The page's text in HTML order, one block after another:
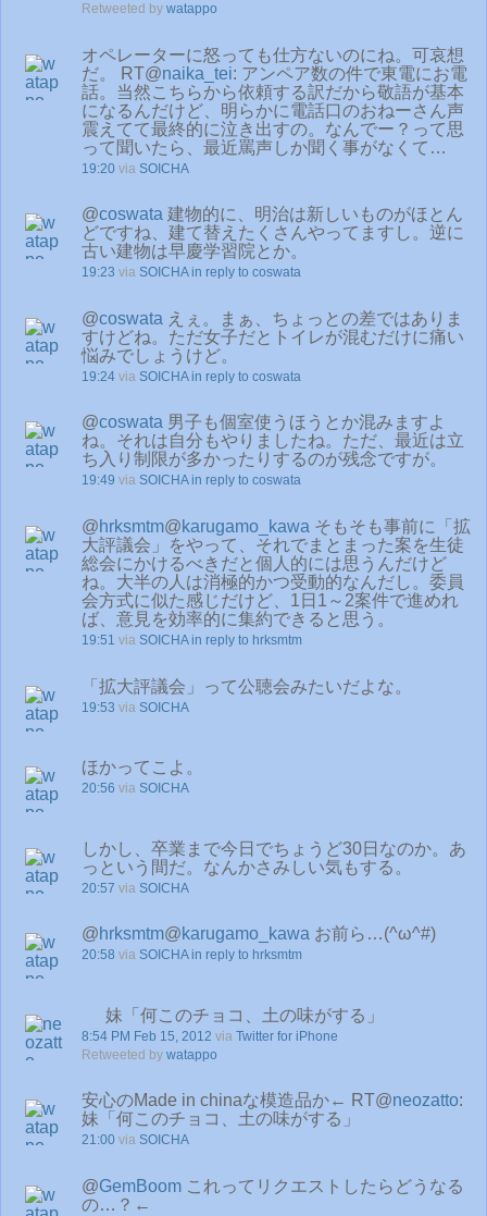
Retweeted by watappo
オペレーターに怒っても仕方ないのにね。可哀想
だ。 RT@naika_tei: アンペア数の件で東電にお電
話。当然こちらから依頼する訳だから敬語が基本
になるんだけど、明らかに電話口のおねーさん声
震えてて最終的に泣き出すの。なんでー？って思
って聞いたら、最近罵声しか聞く事がなくて…
19:20 via SOICHA
@coswata 建物的に、明治は新しいものがほとん
どですね、建て替えたくさんやってますし。逆に
古い建物は早慶学習院とか。
19:23 via SOICHA in reply to coswata
@coswata えぇ。まぁ、ちょっとの差ではありま
すけどね。ただ女子だとトイレが混むだけに痛い
悩みでしょうけど。
19:24 via SOICHA in reply to coswata
@coswata 男子も個室使うほうとか混みますよ
ね。それは自分もやりましたね。ただ、最近は立
ち入り制限が多かったりするのが残念ですが。
19:49 via SOICHA in reply to coswata
@hrksmtm@karugamo_kawa そもそも事前に「拡
大評議会」をやって、それでまとまった案を生徒
総会にかけるべきだと個人的には思うんだけど
ね。大半の人は消極的かつ受動的なんだし。委員
会方式に似た感じだけど、1日1～2案件で進めれ
ば、意見を効率的に集約できると思う。
19:51 via SOICHA in reply to hrksmtm
「拡大評議会」って公聴会みたいだよな。
19:53 via SOICHA
ほかってこよ。
20:56 via SOICHA
しかし、卒業まで今日でちょうど30日なのか。あ
っという間だ。なんかさみしい気もする。
20:57 via SOICHA
@hrksmtm@karugamo_kawa お前ら…(^ω^#)
20:58 via SOICHA in reply to hrksmtm
妹「何このチョコ、土の味がする」
8:54 PM Feb 15, 2012 via Twitter for iPhone
Retweeted by watappo
安心のMade in chinaな模造品か← RT@neozatto:
妹「何このチョコ、土の味がする」
21:00 via SOICHA
@GemBoom これってリクエストしたらどうなる
の…？←